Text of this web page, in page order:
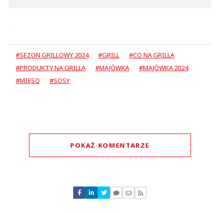
#SEZON GRILLOWY 2024 #GRILL
#CO NA GRILLA
#PRODUKTY NA GRILLA
#MAJÓWKA
#MAJÓWKA 2024
#MIĘSO
#SOSY
POKAŻ KOMENTARZE
Nie znaleziono komentarzy
Zostaw swoje komentarze